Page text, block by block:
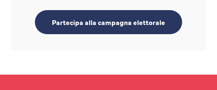
Partecipa alla campagna elettorale